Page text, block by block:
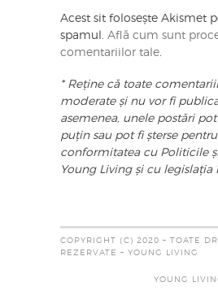
Acest sit folosește Akismet
spamul. Află cum sunt
comentariilor tale.
* Reține că toate
moderate și nu vor fi
asemenea, unele postări
puțin sau pot fi șterse
conformitatea cu Politicile
Young Living și cu legislația
COPYRIGHT (C) 2020 – TOATE
REZERVATE – YOUNG LIVING
YOUNG